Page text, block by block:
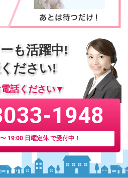
も活躍中!
ださい!
話ください▼
1948
19:00 日曜定休 で受付中！